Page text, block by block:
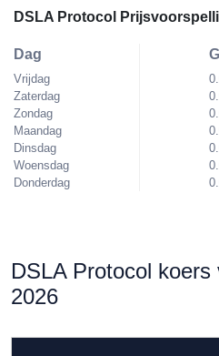
DSLA Protocol
Dag
Vrijdag
Zaterdag
Zondag
Maandag
Dinsdag
Woensdag
Donderdag
DSLA Protocol
2026